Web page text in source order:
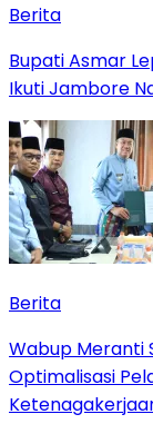
Berita
Bupati Asmar
Ikuti Jambore
Berita
Wabup Meranti
Optimalisasi